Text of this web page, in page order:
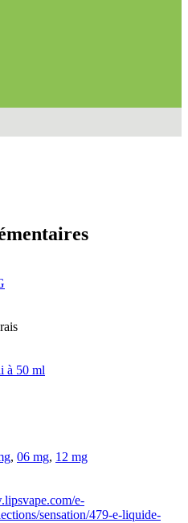
à 50 ml
, 06 mg, 12 mg
e-
sensation/479-e-liquide-